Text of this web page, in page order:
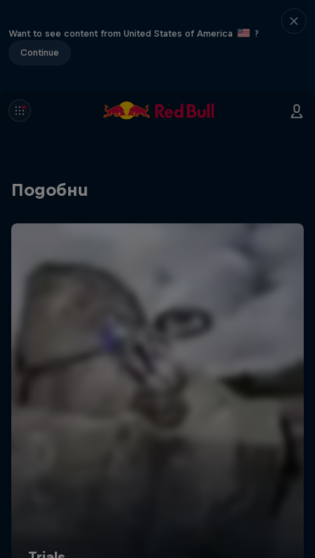
Want to see content from United States of America
?
Continue
Подобни